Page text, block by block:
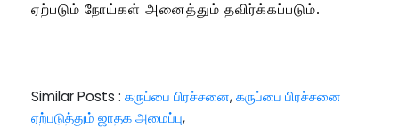
ஏற்படும் நோய்கள் அனைத்தும் தவிர்க்கப்படும்.
Similar Posts : கருப்பை பிரச்சனை,கருப்பை பிரச்சனை
ஏற்படுத்தும் ஜாதக அமைப்பு,